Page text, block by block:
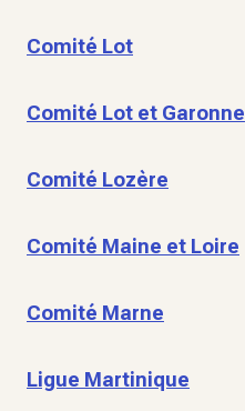
Comité Lot
Comité Lot et Garonne
Comité Lozère
Comité Maine et Loire
Comité Marne
Ligue Martinique